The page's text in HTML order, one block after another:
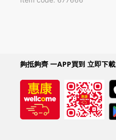
夠抵夠齊 一APP買到 立即下載